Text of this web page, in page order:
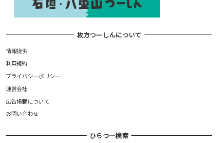
枚方つーしんについて
情報提供
利用規約
プライバシーポリシー
運営会社
広告掲載について
お問い合わせ
ひらつー検索